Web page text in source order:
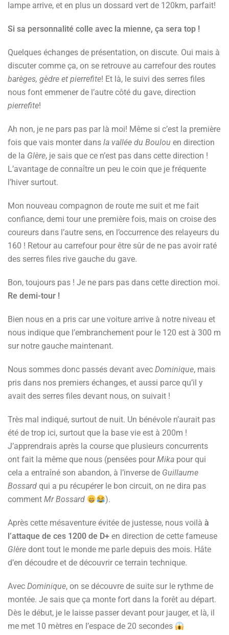
lampe arrive, et en plus un dossard vert de 120km, parfait!
Si sa personnalité colle avec la mienne, ça sera top !
Quelques échanges de présentation, on discute. Oui mais à
discuter comme ça, on se retrouve au carrefour des routes
barèges, gèdre et pierrefite! Et là, le suivi des serres files
nous font emmener de l’autre côté du gave, direction
pierrefite!
Ah non, je ne pars pas par là moi! Même si c’est la première
fois que vais monter dans la vallée du Boulou en direction
de la Glère, je sais que ce n’est pas dans cette direction !
L’avantage de connaître un peu le coin que je fréquente
l’hiver surtout.
Mon nouveau compagnon de route me suit et me fait
confiance, demi tour une première fois, mais on croise des
coureurs dans l’autre sens, en l’occurrence des relayeurs du
160 ! Retour au carrefour pour être sûr de ne pas avoir raté
des serres files rive gauche du gave.
Bon, toujours pas ! Je ne pars pas dans cette direction moi.
Re demi-tour !
Bien nous en a pris car une voiture arrive à notre niveau et
nous indique que l’embranchement pour le 120 est à 300 m
sur notre gauche maintenant.
Nous sommes donc passés devant avec Dominique, mais
pris dans nos premiers échanges, et aussi parce qu’il y
avait des serres files devant nous, on suivait !
Très mal indiqué, surtout de nuit. Un bénévole n’aurait pas
été de trop ici, surtout que la base vie est à 200m !
J’apprendrais après la course que plusieurs concurrents
ont fait la même que nous (pensées pourMika pour qui
cela a entraîné son abandon, à l’inverse de Guillaume
Bossard qui a pu récupérer le bon circuit, on ne dira pas
comment Mr Bossard ).
Après cette mésaventure évitée de justesse, nous voilà à
l’attaque de ces 1200 de D+ en direction de cette fameuse
Glère dont tout le monde me parle depuis des mois. Hâte
d’en découdre et de découvrir ce terrain technique.
Avec Dominique, on se découvre de suite sur le rythme de
montée. Je sais que ça monte fort dans la forêt au départ.
Dès le début, je le laisse passer devant pour jauger, et là, il
me met 10 mètres en l’espace de 20 secondes